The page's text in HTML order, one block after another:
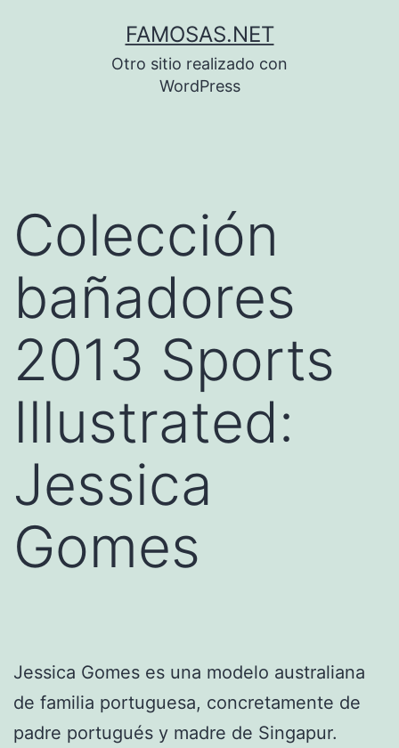
FAMOSAS.NET
Otro sitio realizado con
WordPress
Colección
bañadores
2013 Sports
Illustrated:
Jessica
Gomes
Jessica Gomes es una modelo australiana
de familia portuguesa, concretamente de
padre portugués y madre de Singapur.